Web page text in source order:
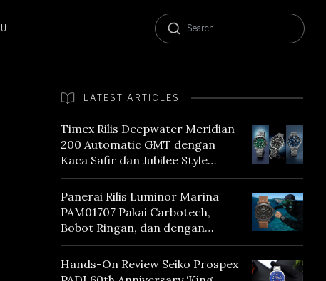
LATEST ARTICLES
Timex Rilis Deepwater Meridian
200 Automatic GMT dengan
Kaca Safir dan Jubilee Style
Bracelet
Panerai Rilis Luminor Marina
PAM01707 Pakai Carbotech,
Bobot Ringan, dan dengan
Vintage Vibes
Hands-On Review Seiko Prospex